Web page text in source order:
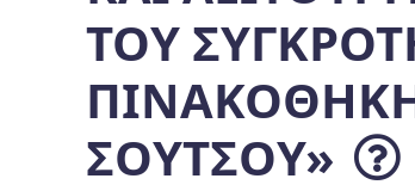
ΤΟΥ
ΣΟΥΤΣΟΥ»